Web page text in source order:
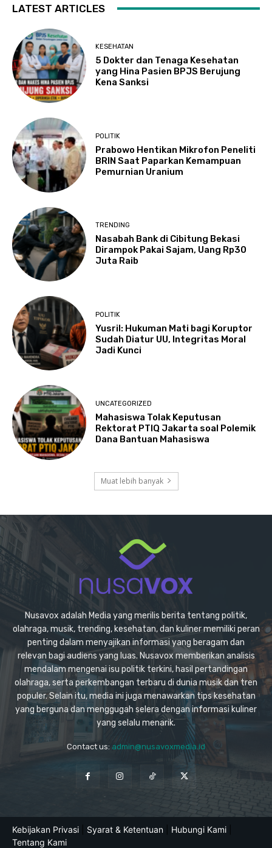
LATEST ARTICLES
KESEHATAN
5 Dokter dan Tenaga Kesehatan
yang Hina Pasien BPJS Berujung
Kena Sanksi
POLITIK
Prabowo Hentikan Mikrofon Peneliti
BRIN Saat Paparkan Kemampuan
Pemurnian Uranium
TRENDING
Nasabah Bank di Cibitung Bekasi
Dirampok Pakai Sajam, Uang Rp30
Juta Raib
POLITIK
Yusril: Hukuman Mati bagi Koruptor
Sudah Diatur UU, Integritas Moral
Jadi Kunci
UNCATEGORIZED
Mahasiswa Tolak Keputusan
Rektorat PTIQ Jakarta soal Polemik
Dana Bantuan Mahasiswa
Muat lebih banyak
Nusavox adalah Media yang merilis berita tentang politik,
olahraga, musik, trending, kesehatan, dan kuliner memiliki peran
penting dalam menyajikan informasi yang beragam dan
relevan bagi audiens yang luas. Nusavox memberikan analisis
mendalam mengenai isu politik terkini, hasil pertandingan
olahraga, serta perkembangan terbaru di dunia musik dan tren
populer. Selain itu, media ini juga menawarkan tips kesehatan
yang berguna dan menggugah selera dengan informasi kuliner
yang selalu menarik.
Contact us: admin@nusavoxmedia.id
Kebijakan Privasi Syarat & Ketentuan Hubungi Kami
Tentang Kami